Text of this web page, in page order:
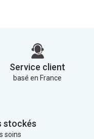
Service client
basé en France
stockés
soins